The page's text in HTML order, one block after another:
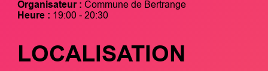
Organisateur : Commune de Bertrange
Heure : 19:00 - 20:30
LOCALISATION